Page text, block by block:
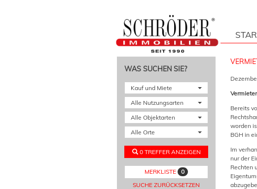
Bereits
worden
BGH in
Im
nur der
Rechten
WAS SUCHEN SIE?
Kauf und Miete
Alle Nutzungsarten
Alle Objektarten
Alle Orte
0 TREFFER ANZEIGEN
MERKLISTE
0
SUCHE ZURÜCKSETZEN